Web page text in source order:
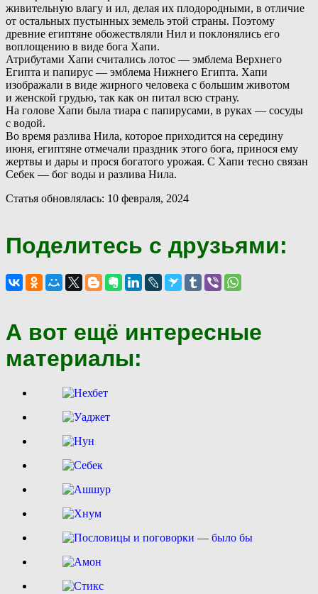
живительную влагу и ил, делая их плодородными, в отличие
от остальных пустынных земель этой страны. Поэтому
древние египтяне обожествляли Нил и поклонялись его
воплощению в виде бога Хапи.
Атрибутами Хапи считались лотос — эмблема Верхнего
Египта и папирус — эмблема Нижнего Египта. Хапи
изображали в виде жирного человека с большим животом
и женской грудью, так как он питал всю страну.
На голове Хапи была тиара с папирусами, в руках — сосуды
с водой.
Во время разлива Нила, которое приходится на середину
июня, египтяне отмечали праздник этого бога, принося ему
жертвы и дары и прося богатого урожая. С Хапи тесно связан
Себек — бог воды и разлива Нила.
Статья обновлялась: 10 февраля, 2024
Поделитесь с друзьями:
А вот ещё интересные
материалы: